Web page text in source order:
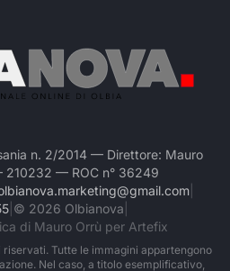
n. 2/2014 — Direttore: Mauro
210232 — ROC n° 36249
| © 2026 Olbianova
di Mauro Orrù per Artefix
Tutte le immagini appartengono
Nel caso, a titolo esemplificativo,